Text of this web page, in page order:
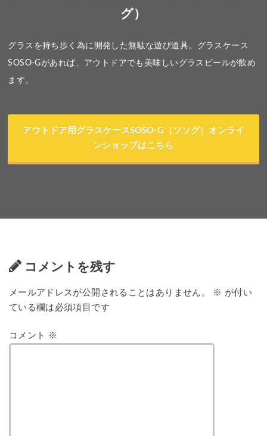
グ）
グラスを持ち歩く為に開発した無駄な遊び道具。グラスケース
SOSO-Gがあれば、アウトドアでも美味しいグラスビールが飲め
ます。
アウトドア用グラスケースSOSO-G（ソソグ）オンライ
ンショップはこちら
コメントを残す
メールアドレスが公開されることはありません。 ※ が付い
ている欄は必須項目です
コメント ※